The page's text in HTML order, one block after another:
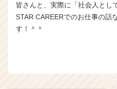
皆さんと、実際に「社会人とし
STAR CAREERでのお仕事の話
す！＾＾